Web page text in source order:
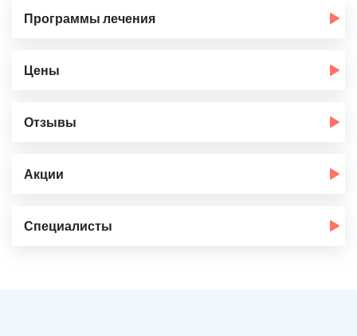
Программы лечения
Цены
Отзывы
Акции
Специалисты